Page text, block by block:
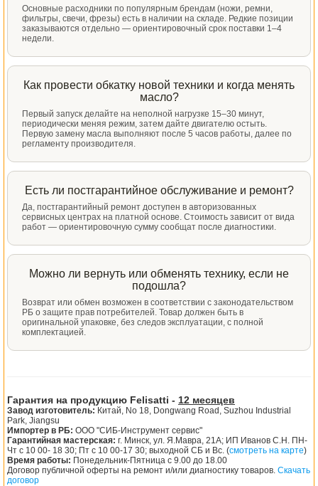
Основные расходники по популярным брендам (ножи, ремни,
фильтры, свечи, фрезы) есть в наличии на складе. Редкие позиции
заказываются отдельно — ориентировочный срок поставки 1–4
недели.
Как провести обкатку новой техники и когда менять
масло?
Первый запуск делайте на неполной нагрузке 15–30 минут,
периодически меняя режим, затем дайте двигателю остыть.
Первую замену масла выполняют после 5 часов работы, далее по
регламенту производителя.
Есть ли постгарантийное обслуживание и ремонт?
Да, постгарантийный ремонт доступен в авторизованных
сервисных центрах на платной основе. Стоимость зависит от вида
работ — ориентировочную сумму сообщат после диагностики.
Можно ли вернуть или обменять технику, если не
подошла?
Возврат или обмен возможен в соответствии с законодательством
РБ о защите прав потребителей. Товар должен быть в
оригинальной упаковке, без следов эксплуатации, с полной
комплектацией.
Гарантия на продукцию Felisatti - 12 месяцев
Завод изготовитель: Китай, No 18, Dongwang Road, Suzhou Industrial
Park, Jiangsu
Импортер в РБ: ООО "СИБ-Инструмент сервис"
Гарантийная мастерская: г. Минск, ул. Я.Мавра, 21А; ИП Иванов С.Н. ПН-
Чт с 10 00- 18 30; Пт с 10 00-17 30; выходной СБ и Вс. (смотреть на карте)
Время работы: Понедельник-Пятница с 9.00 до 18.00
Договор публичной оферты на ремонт и/или диагностику товаров. Скачать
договор